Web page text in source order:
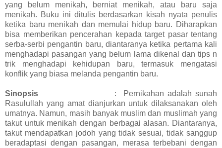
yang belum menikah, berniat menikah, atau baru saja
menikah. Buku ini ditulis berdasarkan kisah nyata penulis
ketika baru menikah dan memulai hidup baru. Diharapkan
bisa memberikan pencerahan kepada target pasar tentang
serba-serbi pengantin baru, diantaranya ketika pertama kali
menghadapi pasangan yang belum lama dikenal dan tips n
trik menghadapi kehidupan baru, termasuk mengatasi
konflik yang biasa melanda pengantin baru.
Sinopsis :
Pernikahan adalah sunah
Rasulullah yang amat dianjurkan untuk dilaksanakan oleh
umatnya. Namun, masih banyak muslim dan muslimah yang
takut untuk menikah dengan berbagai alasan. Diantaranya,
takut mendapatkan jodoh yang tidak sesuai, tidak sanggup
beradaptasi dengan pasangan, merasa terbebani dengan